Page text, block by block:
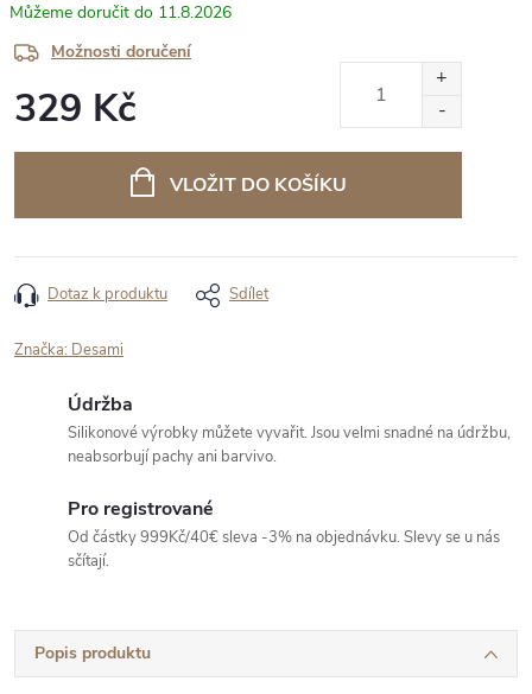
11.8.2026
Možnosti doručení
329 Kč
VLOŽIT DO KOŠÍKU
Dotaz k produktu Sdílet
Značka: Desami
Údržba
Silikonové výrobky můžete vyvařit. Jsou velmi snadné na údržbu,
neabsorbují pachy ani barvivo.
Pro registrované
Od částky 999Kč/40€ sleva -3% na objednávku. Slevy se u nás
sčítají.
Popis produktu